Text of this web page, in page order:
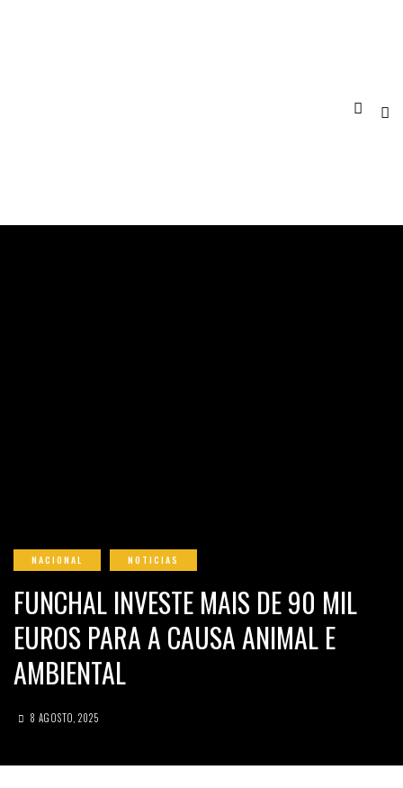
NACIONAL NOTICIAS
FUNCHAL INVESTE MAIS DE 90 MIL
EUROS PARA A CAUSA ANIMAL E
AMBIENTAL
8 AGOSTO, 2025